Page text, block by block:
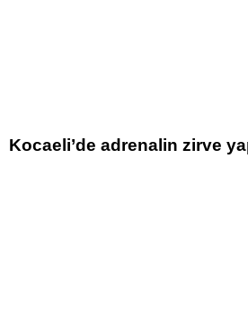
Kocaeli’de adrenalin zirve